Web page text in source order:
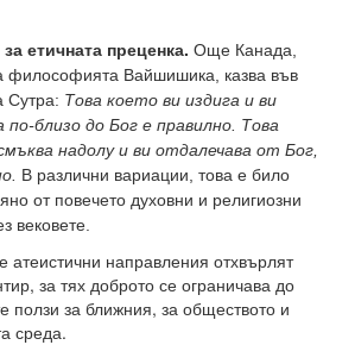
етичната преценка. Още Канада,
философията Вайшишика, казва във
Сутра: Това което ви издига и ви
по-близо до Бог е правилно. Това
надолу и ви отдалечава от Бог,
В различни вариации, това е било
от повечето духовни и религиозни
вековете.
атеистични направления отхвърлят
за тях доброто се ограничава до
ползи за ближния, за обществото и
среда.